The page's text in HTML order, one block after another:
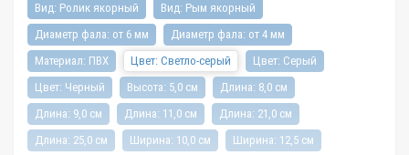
Вид: Ролик якорный
Вид: Рым якорный
Диаметр фала: от 6 мм
Диаметр фала: от 4 мм
Материал: ПВХ
Цвет: Светло-серый
Цвет: Серый
Цвет: Черный
Высота: 5,0 см
Длина: 8,0 см
Длина: 9,0 см
Длина: 11,0 см
Длина: 21,0 см
Длина: 25,0 см
Ширина: 10,0 см
Ширина: 12,5 см